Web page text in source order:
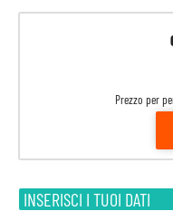
Prezzo per
INSERISCI I TUOI DATI